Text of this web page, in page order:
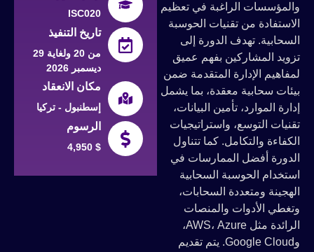
والمؤسسات الراغبة في تعظيم
الاستفادة من تقنيات الحوسبة
السحابية. تهدف الدورة إلى
تزويد المشاركين بفهم عميق
لمفاهيم الإدارة المتقدمة ضمن
بيئات سحابية معقدة، بما يشمل
إدارة الموارد، تأمين البيانات،
تقنيات التوسع، واستراتيجيات
الكفاءة والتكامل. كما تتناول
الدورة أفضل الممارسات في
استخدام الحوسبة السحابية
الهجينة ومتعددة السحابات،
وتغطي الأدوات والمنصات
الرائدة مثل AWS، Azure،
وGoogle Cloud. يتم تقديم
ISC020
تاريخ التنفيذ
من 20 ولغاية 29
ديسمبر 2026
مكان الانعقاد
إسطنبول - تركيا
الرسوم
4,950 $